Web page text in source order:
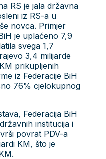
RS je jala državna
iz RS-a u
novca. Primjer
je uplaćeno 7,9
svega 1,7
3,4 milijarde
prikupljenih
iz Federacije BiH
76% cjelokupnog
Federacija BiH
institucija i
povrat PDV-a
KM, što je